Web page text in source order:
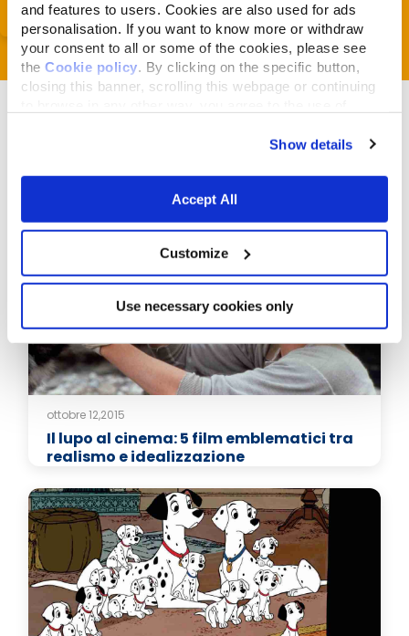
and features to users. Cookies are also used for ads
personalisation. If you want to know more or withdraw
your consent to all or some of the cookies, please see
the Cookie policy . By clicking on the specific button,
closing this banner, scrolling this webpage or continuing
Show details
Accept All
Customize
Use necessary cookies only
Articoli correlati
ottobre 12,2015
Il lupo al cinema: 5 film emblematici tra
realismo e idealizzazione